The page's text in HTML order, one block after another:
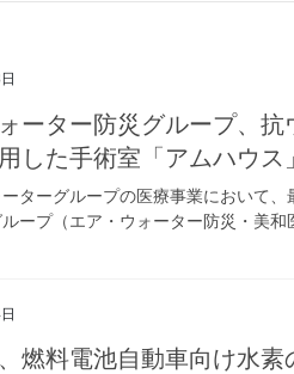
ーター防災グループ、
した手術室「アムハウス
ターグループの医療事業において、
ープ（エア・ウォーター防災・美
燃料電池自動車向け水